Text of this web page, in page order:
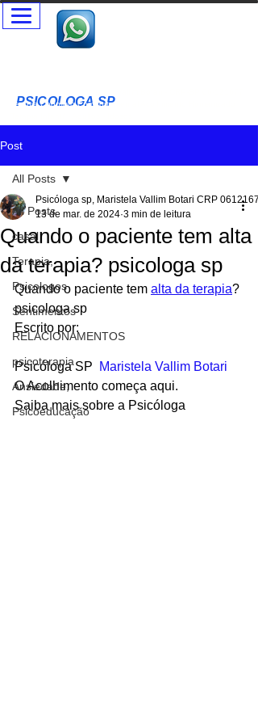
PSICOLOGA SP
erapia Cognitivo Comportamental Acolhimento Humanizado
Post
All Posts
casal
Terapia,
Psicologos
Sentimentos
RELACIONAMENTOS
psicoterapia
Ansiedade,
Psicoeducação
All Posts
Quando o paciente tem alta
da terapia? psicologa sp
Psicóloga sp, Maristela Vallim Botari CRP
13 de mar. de 2024 3 min de leitura
Quando o paciente tem alta da terapia?
psicologa sp
Escrito por:
Psicóloga SP
Maristela Vallim Botari
O Acolhimento começa aqui.
Saiba mais sobre a Psicóloga